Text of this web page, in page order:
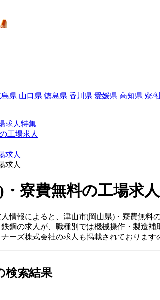
島県 山口県 徳島県 香川県 愛媛県 高知県 寮/
求人特集
工場求人
求人
求人
寮費無料の工場求
情報によると、津山市(岡山県)・寮費無料
鋼の求人が、職種別では機械操作・製造補
ーズ株式会社の求人も掲載されております
検索結果